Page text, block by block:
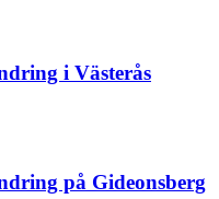
i Västerås
på Gideonsberg